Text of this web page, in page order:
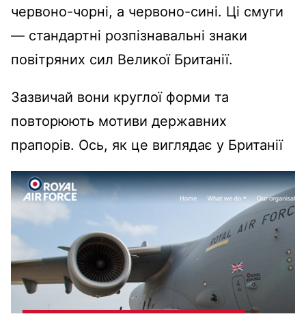
червоно-чорні, а червоно-сині. Ці смуги
— стандартні розпізнавальні знаки
повітряних сил Великої Британії.
Зазвичай вони круглої форми та
повторюють мотиви державних
прапорів. Ось, як це виглядає у Британії